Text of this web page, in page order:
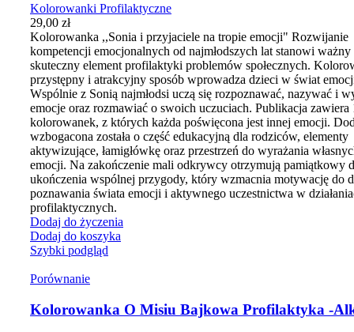
Kolorowanki Profilaktyczne
29,00 zł
Kolorowanka ,,Sonia i przyjaciele na tropie emocji" Rozwijanie
kompetencji emocjonalnych od najmłodszych lat stanowi ważny
skuteczny element profilaktyki problemów społecznych.
przystępny i atrakcyjny sposób wprowadza dzieci w świat
Wspólnie z Sonią najmłodsi uczą się rozpoznawać, nazywać i
emocje oraz rozmawiać o swoich uczuciach. Publikacja zawiera
kolorowanek, z których każda poświęcona jest innej emocji.
wzbogacona została o część edukacyjną dla rodziców, elementy
aktywizujące, łamigłówkę oraz przestrzeń do wyrażania
emocji. Na zakończenie mali odkrywcy otrzymują pamiątkowy
ukończenia wspólnej przygody, który wzmacnia motywację do
poznawania świata emocji i aktywnego uczestnictwa w
profilaktycznych.
Dodaj do życzenia
Dodaj do koszyka
Szybki podgląd
Porównanie
Kolorowanka O Misiu Bajkowa Profilaktyka -